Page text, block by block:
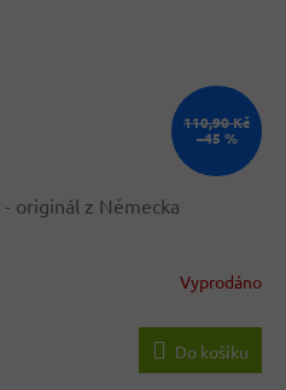
110,90 Kč
–45 %
- originál z Německa
Vyprodáno
Do košíku